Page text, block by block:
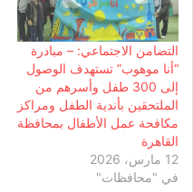
التضامن الاجتماعي: – مبادرة
“أنا موهوب” تستهدف الوصول
إلى 300 طفل وأسرهم من
الملتحقين بأندية الطفل ومراكز
مكافحة عمل الأطفال بمحافظة
القاهرة
12 مارس، 2026
في "محافظات"